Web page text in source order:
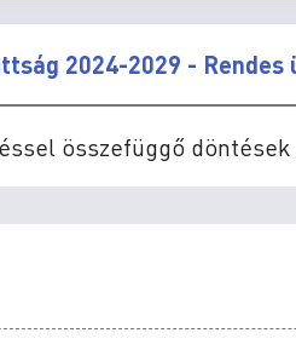
2024-2029 - Rendes
összefüggő